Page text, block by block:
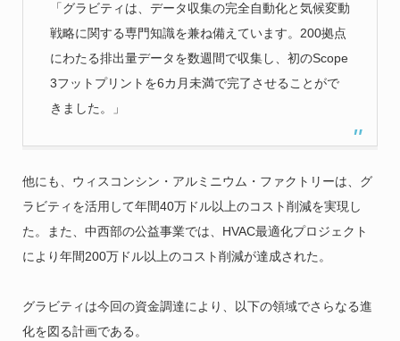
「グラビティは、データ収集の完全自動化と気候変動
戦略に関する専門知識を兼ね備えています。200拠点
にわたる排出量データを数週間で収集し、初のScope
3フットプリントを6カ月未満で完了させることがで
きました。」
他にも、ウィスコンシン・アルミニウム・ファクトリーは、グ
ラビティを活用して年間40万ドル以上のコスト削減を実現し
た。また、中西部の公益事業では、HVAC最適化プロジェクト
により年間200万ドル以上のコスト削減が達成された。
グラビティは今回の資金調達により、以下の領域でさらなる進
化を図る計画である。